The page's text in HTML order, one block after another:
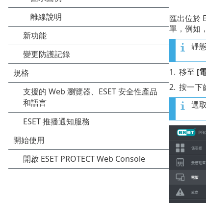
匯出位於
單，例如
靜
1. 移至 [
2. 按一下
選取